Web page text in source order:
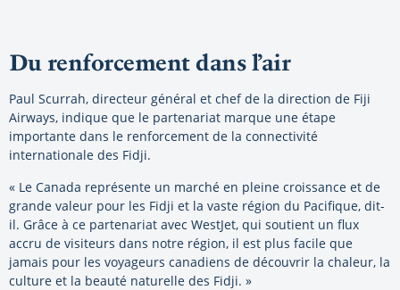
Du renforcement dans l’air
Paul Scurrah, directeur général et chef de la direction de Fiji
Airways, indique que le partenariat marque une étape
importante dans le renforcement de la connectivité
internationale des Fidji.
« Le Canada représente un marché en pleine croissance et de
grande valeur pour les Fidji et la vaste région du Pacifique, dit-
il. Grâce à ce partenariat avec WestJet, qui soutient un flux
accru de visiteurs dans notre région, il est plus facile que
jamais pour les voyageurs canadiens de découvrir la chaleur, la
culture et la beauté naturelle des Fidji. »